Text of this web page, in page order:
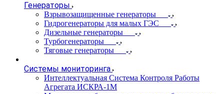
Генераторы
Взрывозащищенные генераторы
Гидрогенераторы для малых ГЭС
Дизельные генераторы
Турбогенераторы
Тяговые генераторы
Системы мониторинга
Интеллектуальная Система Контроля Работы
Агрегата ИСКРА-1М